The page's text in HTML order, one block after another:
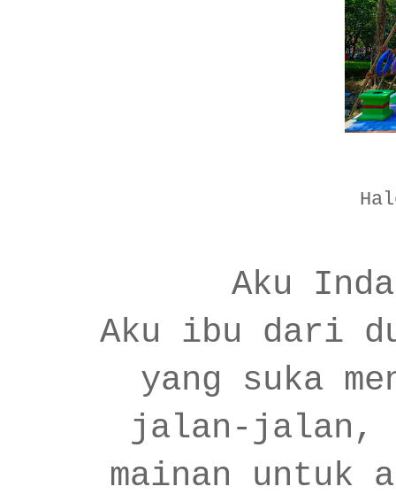
Aku
Aku ibu dari
yang suka
jalan-jalan,
mainan untuk